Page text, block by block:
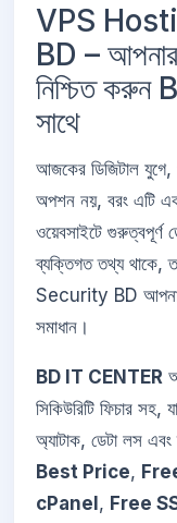
VPS
BD – আপনার
নিশ্চিত
সাথে
আজকের ডিজিটাল যুগে,
অপশন নয়, বরং এটি
ওয়েবসাইটে গুরুত্বপূর্ণ
ব্যক্তিগত তথ্য
Security BD আপনার
সমাধান।
BD IT CENTER
সিকিউরিটি ফিচার
অ্যাটাক, ডেটা লস এবং
Best Price,
cPanel , Free